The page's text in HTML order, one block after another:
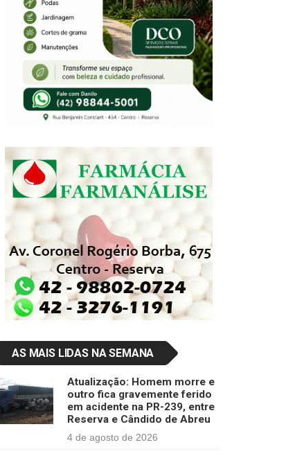
AS MAIS LIDAS NA SEMANA
Atualização: Homem morre e
outro fica gravemente ferido
em acidente na PR-239, entre
Reserva e Cândido de Abreu
4 de agosto de 2026